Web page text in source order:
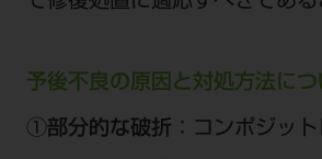
予後不良の原因と対処方法につ
①部分的な破折 ：コンポジッ